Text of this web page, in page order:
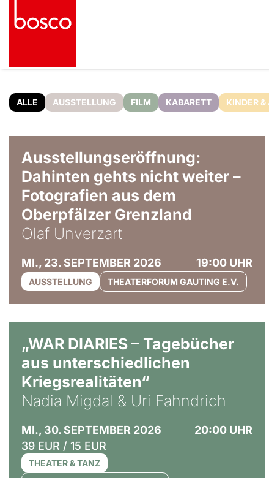
ALLE AUSSTELLUNG FILM KABARETT KINDER
Ausstellungseröffnung:
Dahinten gehts nicht weiter –
Fotografien aus dem
Oberpfälzer Grenzland
Olaf Unverzart
MI., 23. SEPTEMBER 2026 19:00 UHR
AUSSTELLUNG THEATERFORUM GAUTING E.V.
„WAR DIARIES – Tagebücher
aus unterschiedlichen
Kriegsrealitäten“
Nadia Migdal & Uri Fahndrich
MI., 30. SEPTEMBER 2026
20:00 UHR
39 EUR / 15 EUR
THEATER & TANZ